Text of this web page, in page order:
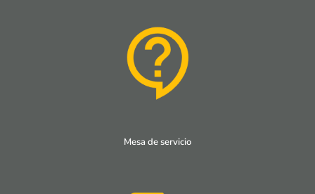
Mesa de servicio